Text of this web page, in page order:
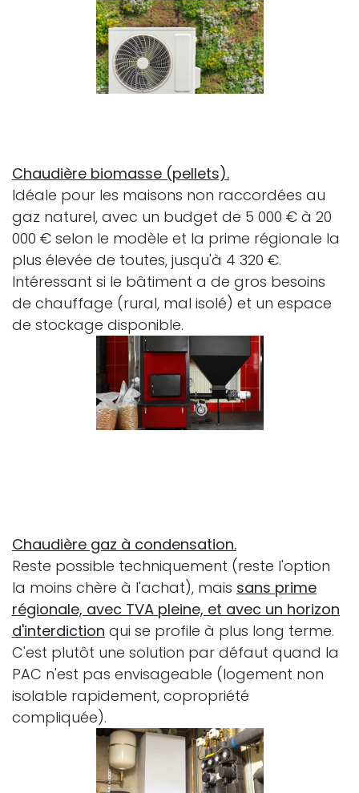
Chaudière biomasse (pellets).
Idéale pour les maisons non raccordées au
gaz naturel, avec un budget de 5 000 € à 20
000 € selon le modèle et la prime régionale la
plus élevée de toutes, jusqu'à 4 320 €.
Intéressant si le bâtiment a de gros besoins
de chauffage (rural, mal isolé) et un espace
de stockage disponible.
Chaudière gaz à condensation.
Reste possible techniquement (reste l'option
la moins chère à l'achat), mais sans prime
régionale, avec TVA pleine, et avec un horizon
d'interdiction qui se profile à plus long terme.
C'est plutôt une solution par défaut quand la
PAC n'est pas envisageable (logement non
isolable rapidement, copropriété
compliquée).